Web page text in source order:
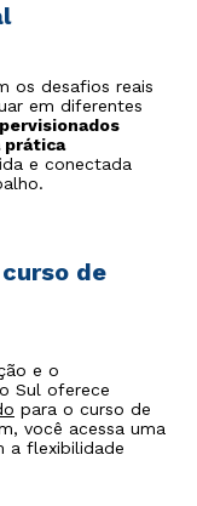
os desafios reais
em diferentes
prática
e conectada
de
e o
Sul oferece
para o curso de
você acessa uma
a flexibilidade